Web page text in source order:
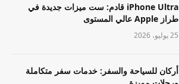
iPhone Ultra قادم: ست ميزات جديدة في
طراز Apple عالي المستوى
25 يوليو، 2026
أركان للسياحة والسفر: خدمات سفر متكاملة